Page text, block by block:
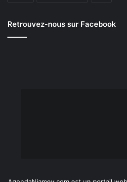
Retrouvez-nous sur Facebook